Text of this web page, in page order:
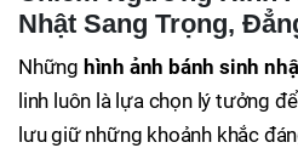
Nhật Sang Trọng,
Những hình ảnh bánh sinh
linh luôn là lựa chọn lý tưởng
lưu giữ những khoảnh khắc